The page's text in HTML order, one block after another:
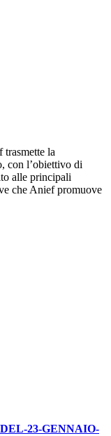
la
con l’obiettivo di
alle principali
che Anief promuove
23-GENNAIO-